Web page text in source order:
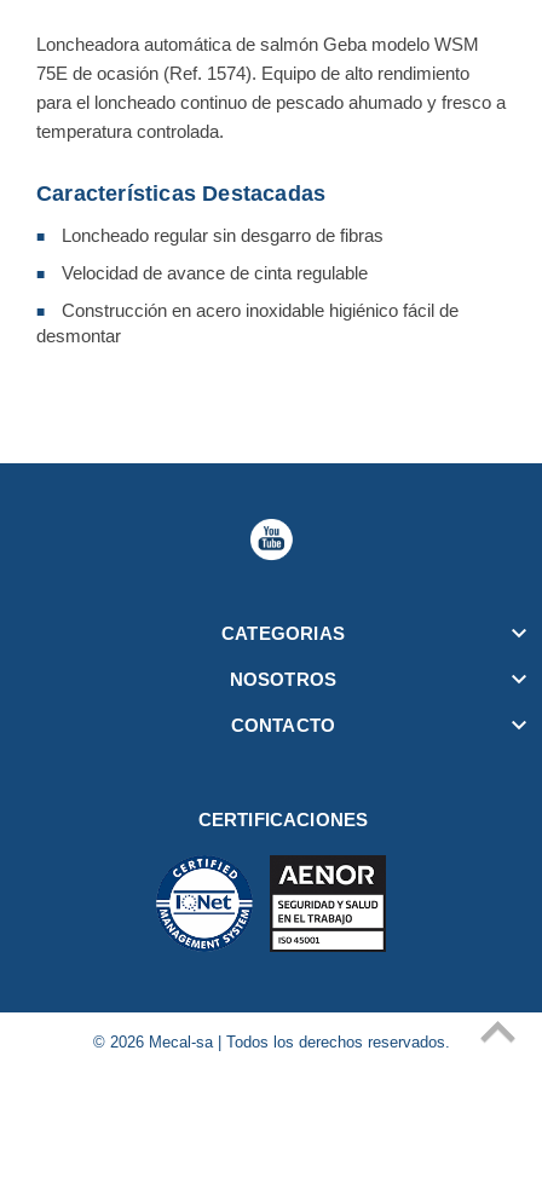
Loncheadora automática de salmón Geba modelo WSM
75E de ocasión (Ref. 1574). Equipo de alto rendimiento
para el loncheado continuo de pescado ahumado y fresco a
temperatura controlada.
Características Destacadas
■ Loncheado regular sin desgarro de fibras
■ Velocidad de avance de cinta regulable
■
Construcción en acero inoxidable higiénico fácil de
desmontar
CATEGORIAS 
NOSOTROS 
CONTACTO 
CERTIFICACIONES